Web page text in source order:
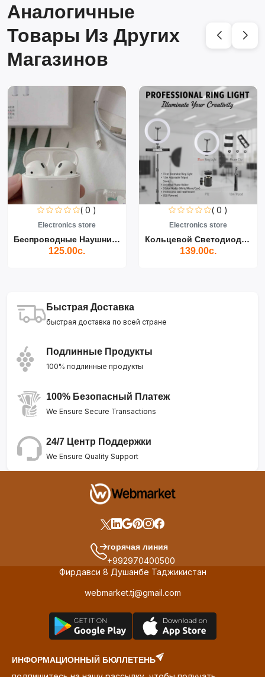
Аналогичные
Товары Из Других
Магазинов
( 0 )
Electronics store
Беспроводные Наушники Air...
125.00с.
( 0 )
Electronics store
Кольцевой Светодиодный Св...
139.00с.
Быстрая Доставка
быстрая доставка по всей стране
Подлинные Продукты
100% подлинные продукты
100% Безопасный Платеж
We Ensure Secure Transactions
24/7 Центр Поддержки
We Ensure Quality Support
горячая линия
+992970400500
Фирдавси 8 Душанбе Таджикистан
webmarket.tj@gmail.com
ИНФОРМАЦИОННЫЙ БЮЛЛЕТЕНЬ